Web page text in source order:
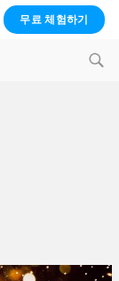
무료 체험하기